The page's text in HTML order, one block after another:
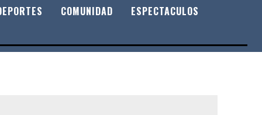
COMUNIDAD
ESPECTACULOS